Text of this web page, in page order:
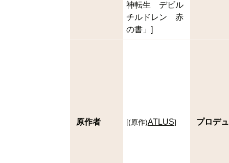
神転生 デビル
チルドレン 赤
の書」]
原作者 [(原作)ATLUS] プロデ